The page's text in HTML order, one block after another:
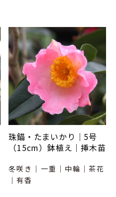
珠錨・たまいかり｜5号
（15cm）鉢植え｜挿木苗
冬咲き｜一重｜中輪｜茶花
｜有香